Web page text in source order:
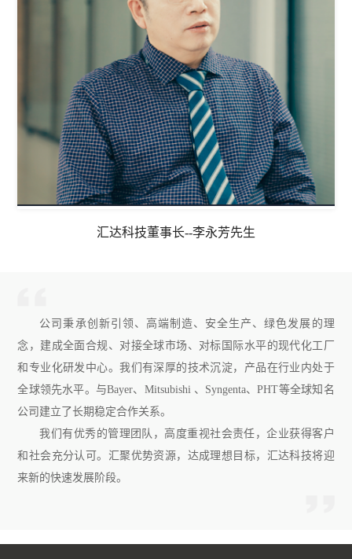
汇达科技董事长--李永芳先生
公司秉承创新引领、高端制造、安全生产、绿色发展的理
念，建成全面合规、对接全球市场、对标国际水平的现代化工厂
和专业化研发中心。我们有深厚的技术沉淀，产品在行业内处于
全球领先水平。与Bayer、Mitsubishi 、Syngenta、PHT等全球知名
公司建立了长期稳定合作关系。
我们有优秀的管理团队，高度重视社会责任，企业获得客户
和社会充分认可。汇聚优势资源，达成理想目标，汇达科技将迎
来新的快速发展阶段。